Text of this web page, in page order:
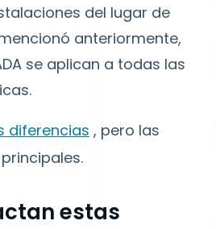
del lugar de
anteriormente,
se aplican a todas las
diferencias , pero las
estas